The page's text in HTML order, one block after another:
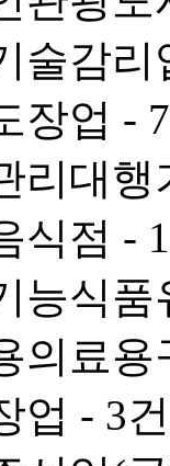
술감리
장업 -
리대행
식점 -
능식
의료용
업 - 3건